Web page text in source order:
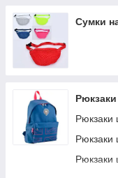
Сумки
Рюкзаки
Рюкзаки
Рюкзаки